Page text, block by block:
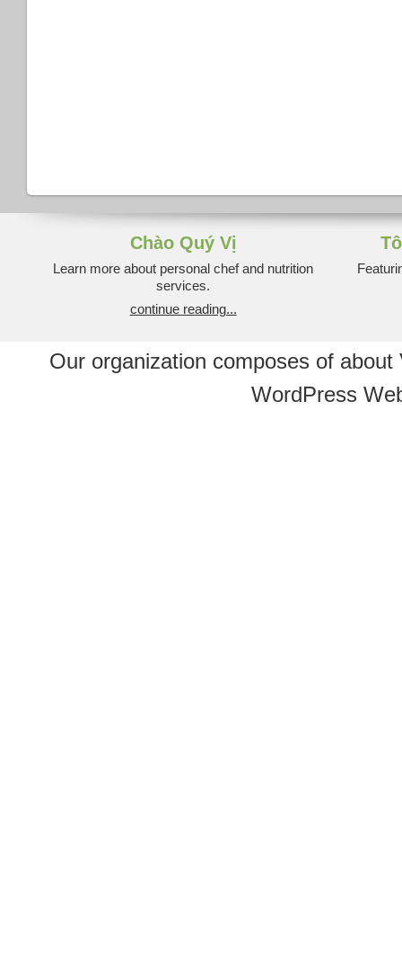
Chào Quý Vị
Learn more about personal chef and nutrition
services.
continue reading...
Our organization composes of
WordPress